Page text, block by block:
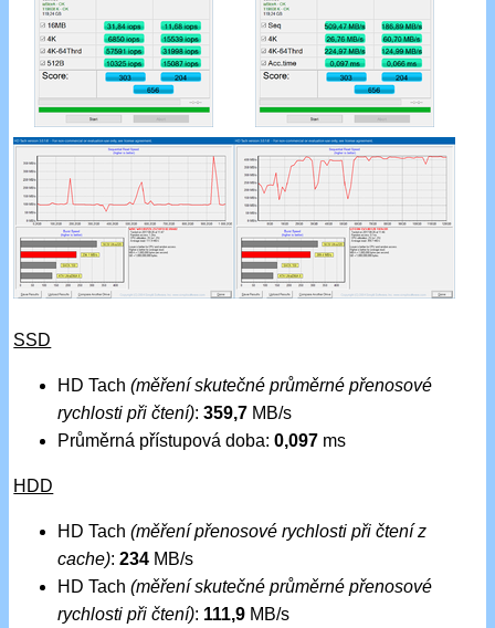
SSD
HD Tach(měření skutečné průměrné přenosové
rychlosti při čtení):359,7 MB/s
Průměrná přístupová doba:0,097 ms
HDD
HD Tach(měření přenosové rychlosti při čtení z
cache):234 MB/s
HD Tach(měření skutečné průměrné přenosové
rychlosti při čtení): 111,9 MB/s